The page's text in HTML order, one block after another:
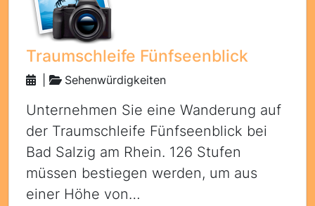
Traumschleife Fünfseenblick
Sehenwürdigkeiten
Unternehmen Sie eine Wanderung auf
der Traumschleife Fünfseenblick bei
Bad Salzig am Rhein. 126 Stufen
müssen bestiegen werden, um aus
einer Höhe von…